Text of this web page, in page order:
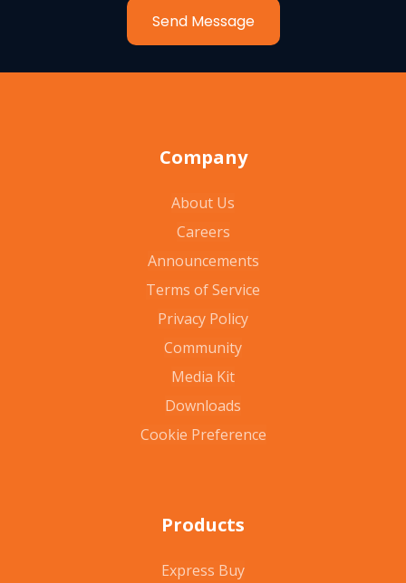
Send Message
Company
About Us
Careers
Announcements
Terms of Service
Privacy Policy
Community
Media Kit
Downloads
Cookie Preference
Products
Express Buy